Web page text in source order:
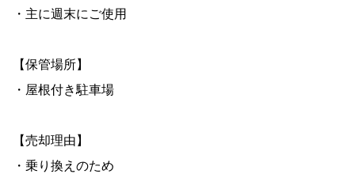
・主に週末にご使用
【保管場所】
・屋根付き駐車場
【売却理由】
・乗り換えのため